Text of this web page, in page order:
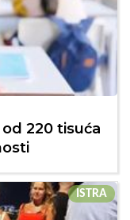
220 tisuća
ISTRA